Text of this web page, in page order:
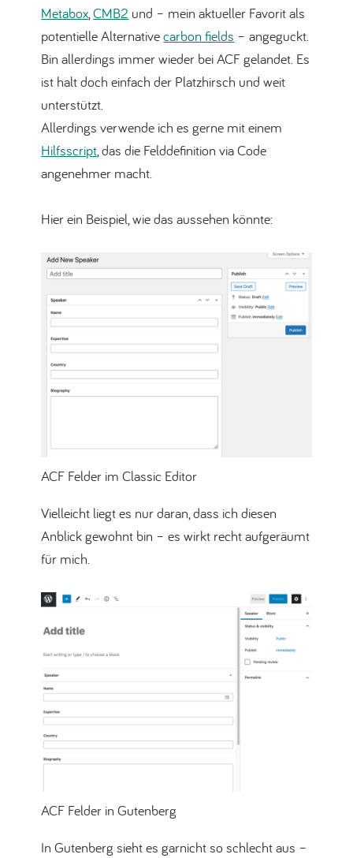
Metabox,CMB2 und – mein aktueller Favorit als
potentielle Alternativecarbon fields – angeguckt.
Bin allerdings immer wieder bei ACF gelandet. Es
ist halt doch einfach der Platzhirsch und weit
unterstützt.
Allerdings verwende ich es gerne mit einem
Hilfsscript, das die Felddefinition via Code
angenehmer macht.
Hier ein Beispiel, wie das aussehen könnte:
ACF Felder im Classic Editor
Vielleicht liegt es nur daran, dass ich diesen
Anblick gewohnt bin – es wirkt recht aufgeräumt
für mich.
ACF Felder in Gutenberg
In Gutenberg sieht es garnicht so schlecht aus –